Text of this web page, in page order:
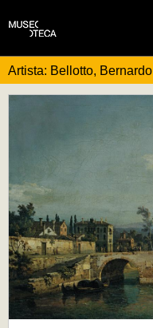
Artista: Bellotto, Bernardo